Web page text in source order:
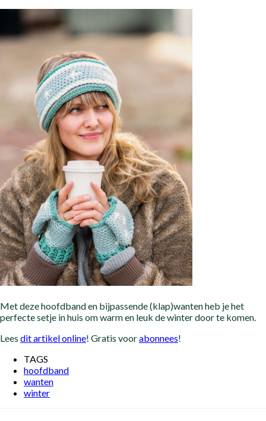
Met deze hoofdband en bijpassende (klap)wanten heb je het
perfecte setje in huis om warm en leuk de winter door te komen.
Lees dit artikel online! Gratis voorabonnees!
TAGS
hoofdband
wanten
winter